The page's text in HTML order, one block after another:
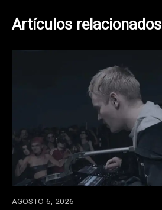
Artículos relacionados
AGOSTO 6, 2026